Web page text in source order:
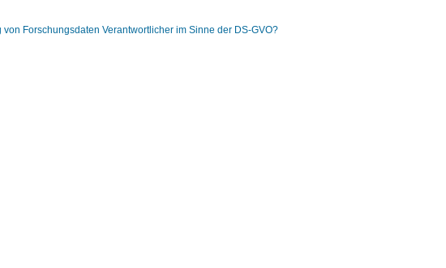
Forschungsdaten Verantwortlicher im Sinne der DS-GVO?